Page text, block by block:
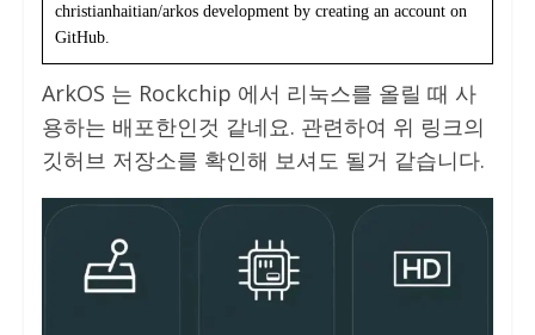
christianhaitian/arkos development by creating an account on
GitHub.
ArkOS 는 Rockchip 에서 리눅스를 올릴 때 사
용하는 배포한인것 같네요. 관련하여 위 링크의
깃허브 저장소를 확인해 보셔도 될거 같습니다.